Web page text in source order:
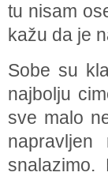
tu nisam
kažu da je
Sobe su
najbolju
sve malo